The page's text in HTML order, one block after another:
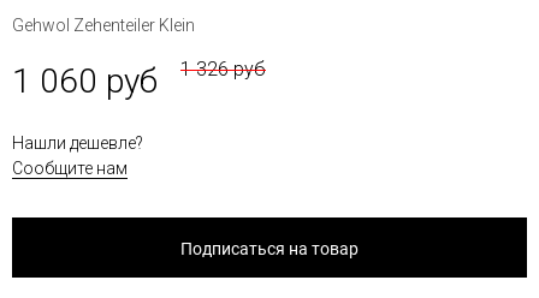
Gehwol Zehenteiler Klein
1 060 руб 1 326 руб
Нашли дешевле?
Сообщите нам
Подписаться на товар